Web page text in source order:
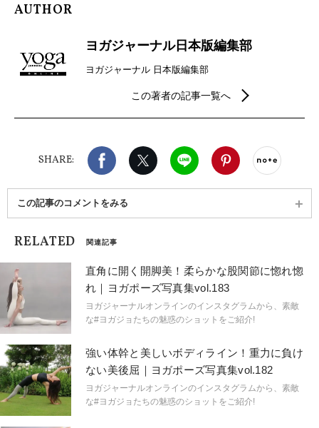
AUTHOR
ヨガジャーナル日本版編集部
ヨガジャーナル 日本版編集部
この著者の記事一覧へ
SHARE:
Facebook X（旧twitter）
LINE Pinterest
この記事のコメントをみる
RELATED 関連記事
直角に開く開脚美！柔らかな股関節に惚れ惚
れ｜ヨガポーズ写真集vol.183
ヨガジャーナルオンラインのインスタグラムから、素敵
な#ヨガジョたちの魅惑のショットをご紹介!
強い体幹と美しいボディライン！重力に負け
ない美後屈｜ヨガポーズ写真集vol.182
ヨガジャーナルオンラインのインスタグラムから、素敵
な#ヨガジョたちの魅惑のショットをご紹介!